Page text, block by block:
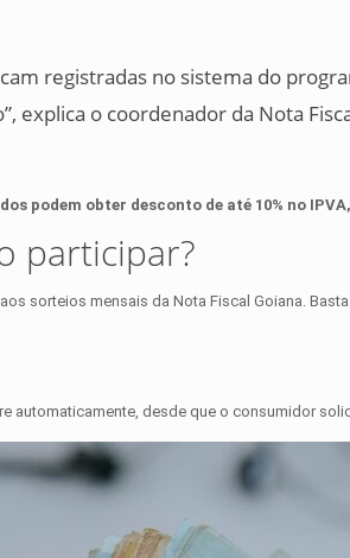
registradas no sistema do
explica o coordenador da Nota
podem obter desconto de até 10% no
participar?
sorteios mensais da Nota Fiscal Goiana.
desde que o consumidor